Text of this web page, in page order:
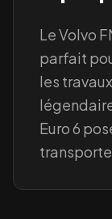
Le Volvo
parfait
les
Euro 6